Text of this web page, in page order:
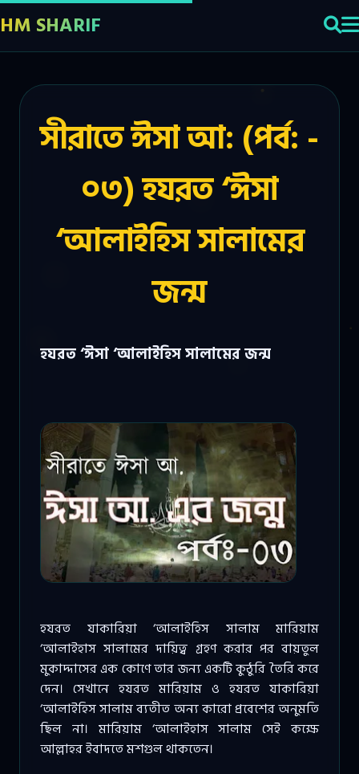
HM SHARIF
সীরাতে ঈসা আ: (পর্ব: -
০৩) হযরত ‘ঈসা
‘আলাইহিস সালামের
জন্ম
হযরত ‘ঈসা ‘আলাইহিস সালামের জন্ম
হযরত যাকারিয়া ‘আলাইহিস সালাম মারিয়াম
‘আলাইহাস সালামের দায়িত্ব গ্রহণ করার পর বায়তুল
মুকাদ্দাসের এক কোণে তার জন্য একটি কুঠুরি তৈরি করে
দেন। সেখানে হযরত মারিয়াম ও হযরত যাকারিয়া
‘আলাইহিস সালাম ব্যতীত অন্য কারো প্রবেশের অনুমতি
ছিল না। মারিয়াম ‘আলাইহাস সালাম সেই কক্ষে
আল্লাহর ইবাদতে মশগুল থাকতেন।